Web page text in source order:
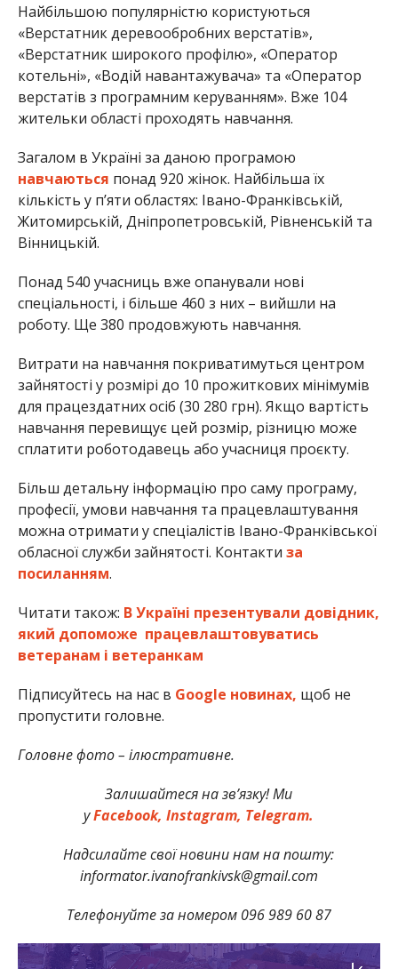
Найбільшою популярністю користуються
«Верстатник деревообробних верстатів»,
«Верстатник широкого профілю», «Оператор
котельні», «Водій навантажувача» та «Оператор
верстатів з програмним керуванням». Вже 104
жительки області проходять навчання.
Загалом в Україні за даною програмою
навчаються понад 920 жінок. Найбільша їх
кількість у п’яти областях: Івано-Франківській,
Житомирській, Дніпропетровській, Рівненській та
Вінницькій.
Понад 540 учасниць вже опанували нові
спеціальності, і більше 460 з них – вийшли на
роботу. Ще 380 продовжують навчання.
Витрати на навчання покриватимуться центром
зайнятості у розмірі до 10 прожиткових мінімумів
для працездатних осіб (30 280 грн). Якщо вартість
навчання перевищує цей розмір, різницю може
сплатити роботодавець або учасниця проєкту.
Більш детальну інформацію про саму програму,
професії, умови навчання та працевлаштування
можна отримати у спеціалістів Івано-Франківської
обласної служби зайнятості. Контакти за
посиланням.
Читати також: В Україні презентували довідник,
який допоможе працевлаштовуватись
ветеранам і ветеранкам
Підписуйтесь на нас в Google новинах, щоб не
пропустити головне.
Головне фото – ілюстративне.
Залишайтеся на зв’язку! Ми
уFacebook, Instagram, Telegram.
Надсилайте свої новини нам на пошту:
informator.ivanofrankivsk@gmail.com
Телефонуйте за номером 096 989 60 87